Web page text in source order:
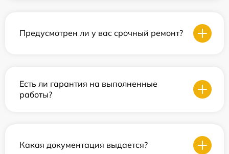
Предусмотрен ли у вас срочный ремонт?
Есть ли гарантия на выполненные
работы?
Какая документация выдается?